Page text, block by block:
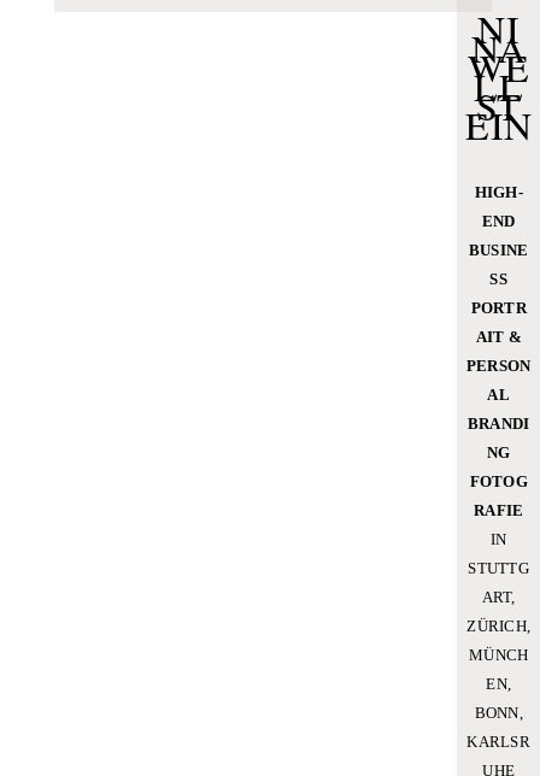
NI
NA
WE
LL
ST
EIN
HIGH-
END
BUSINE
SS
PORTR
AIT &
PERSON
AL
BRANDI
NG
FOTOG
RAFIE
IN
STUTTG
ART,
ZÜRICH,
MÜNCH
EN,
BONN,
KARLSR
UHE